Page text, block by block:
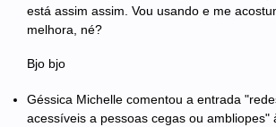
está assim assim. Vou usando e me
melhora, né?
Bjo bjo
Géssica Michelle comentou a entrada
acessíveis a pessoas cegas ou ambliopes"